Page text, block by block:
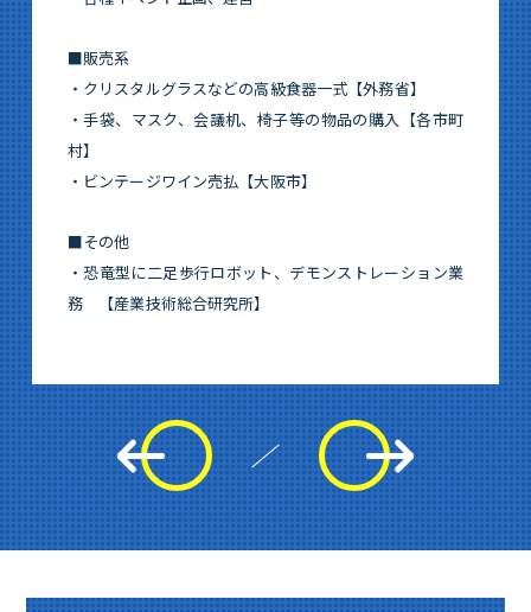
■販売系
・クリスタルグラスなどの高級食器一式【外務省】
・手袋、マスク、会議机、椅子等の物品の購入【各市町
村】
・ビンテージワイン売払【大阪市】
■その他
・恐竜型に二足歩行ロボット、デモンストレーション業
務​ 【産業技術総合研究所】